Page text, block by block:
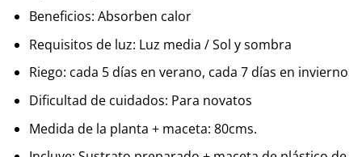
Beneficios: Absorben calor
Requisitos de luz: Luz media / Sol y sombra
Riego: cada 5 días en verano, cada 7 días en invierno
Dificultad de cuidados: Para novatos
Medida de la planta + maceta: 80cms.